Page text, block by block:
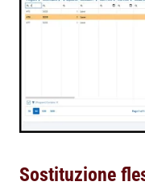
Sostituzione